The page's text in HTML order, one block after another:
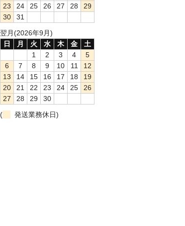
23
24 25 26 27 28
29
30
31
翌月(2026年9月)
日
月 火 水 木 金
土
1
2 3 4
5
6
7 8 9 10 11
12
13
14 15 16 17 18
19
20
21 22 23 24 25
26
27
28 29
30
(
発送業務休日)